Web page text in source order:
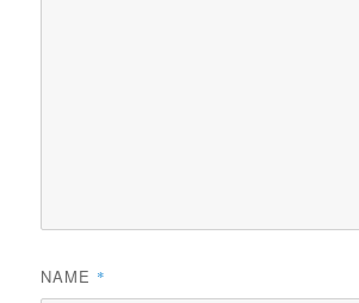
NAME *